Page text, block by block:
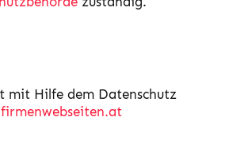
mit Hilfe dem Datenschutz
firmenwebseiten.at